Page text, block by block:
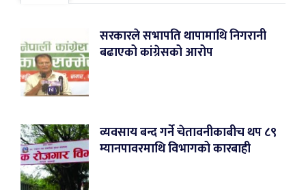
सरकारले सभापति थापामाथि निगरानी
बढाएको कांग्रेसको आरोप
व्यवसाय बन्द गर्ने चेतावनीकाबीच थप ८९
म्यानपावरमाथि विभागको कारबाही